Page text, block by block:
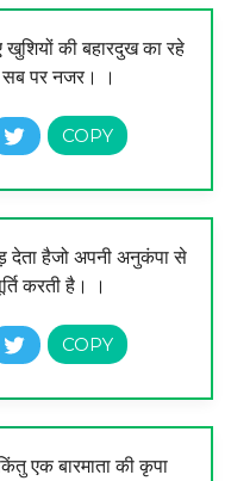
की बहारदुख का रहे
सब पर नजर। ।
देता हैजो अपनी अनुकंपा से
करती है। ।
एक बारमाता की कृपा